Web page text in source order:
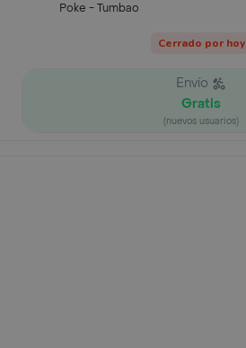
Poke - Tumbao
Cerrado por hoy
Envío
Gratis
(nuevos usuarios)